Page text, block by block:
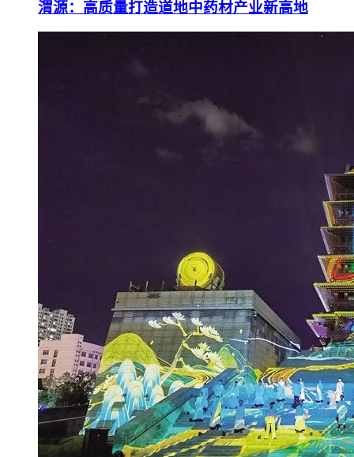
渭源：高质量打造道地中药材产业新高地